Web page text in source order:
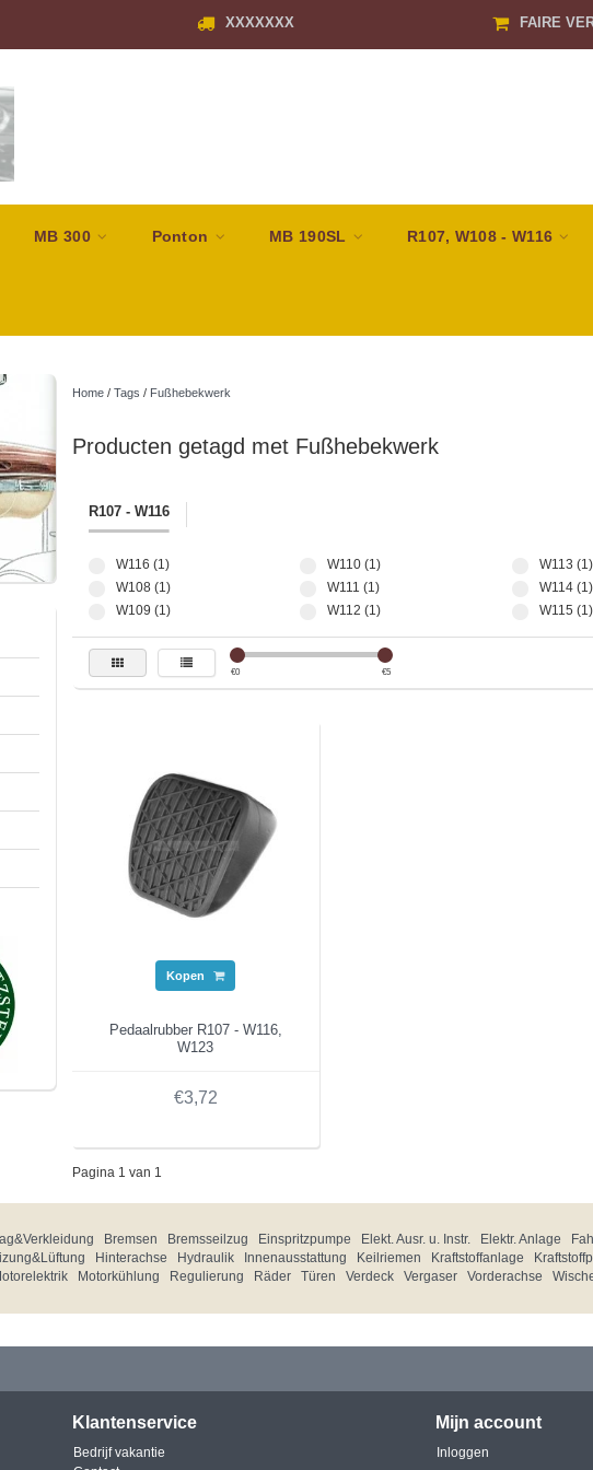
XXXXXXX FAIRE
MB 300 Ponton MB 190SL R107, W108 - W116
Home/ Tags / Fußhebekwerk
Producten getagd met Fußhebekwerk
R107 - W116
W116 (1)
W108 (1)
W109 (1)
W110 (1)
W111 (1)
W112 (1)
W113 (1)
W114 (1)
W115 (1)
€0 €5
Kopen
Pedaalrubber R107 - W116,
W123
€3,72
Pagina 1 van 1
Bremsen Bremsseilzug Einspritzpumpe Elekt. Ausr. u. Instr. Elektr. Anlage
Hinterachse Hydraulik Innenausstattung Keilriemen Kraftstoffanlage
Motorkühlung Regulierung Räder Türen Verdeck Vergaser Vorderachse
Klantenservice
Bedrijf vakantie
Mijn account
Inloggen